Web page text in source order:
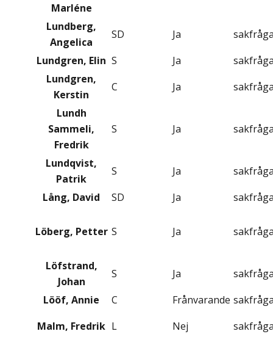
Marléne
Lundberg,
Angelica
SD Ja
Lundgren, Elin S Ja
Lundgren,
Kerstin
C Ja
Lundh
Sammeli,
Fredrik
S Ja
Lundqvist,
Patrik
S Ja
Lång, David
SD Ja
Löberg, Petter S Ja
Löfstrand,
Johan
S Ja
Lööf, Annie
C Frånvarande
Malm, Fredrik L Nej